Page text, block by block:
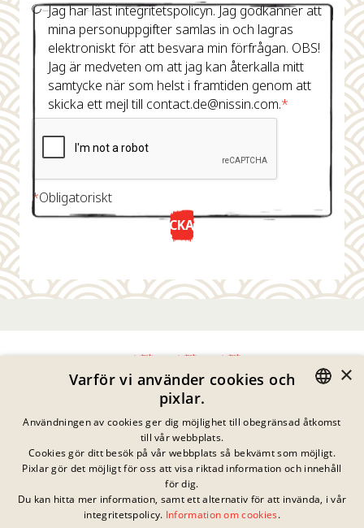
Jag har läst integritetspolicyn. Jag godkänner att
mina personuppgifter samlas in och lagras
elektroniskt för att besvara min förfrågan. OBS!
Jag är medveten om att jag kan återkalla mitt
samtycke när som helst i framtiden genom att
skicka ett mejl till contact.de@nissin.com.*
*Obligatoriskt
SKICKA NU
Integritetspolicy
Impressum
Juridisk Information
Kontakta
Cookies
Vanliga Frågor
Nedladdningar
Inga pågående
tävlingar just nu
GERMAN
FRENCH
DANISH
×
Varför vi använder cookies och
pixlar.
Användningen av cookies ger dig möjlighet till obegränsad åtkomst
till vår webbplats.
Cookies gör ditt besök på vår webbplats så bekvämt som möjligt.
Pixlar gör det möjligt för oss att visa riktad information och innehåll
för dig.
Du kan hitta mer information, samt ett alternativ för att invända, i vår
integritetspolicy. Information om cookies.